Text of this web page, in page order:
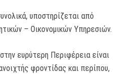
υποστηρίζεται από
– Οικονομικών Υπηρεσιών.
ευρύτερη Περιφέρεια είναι
φροντίδας και περίπου,